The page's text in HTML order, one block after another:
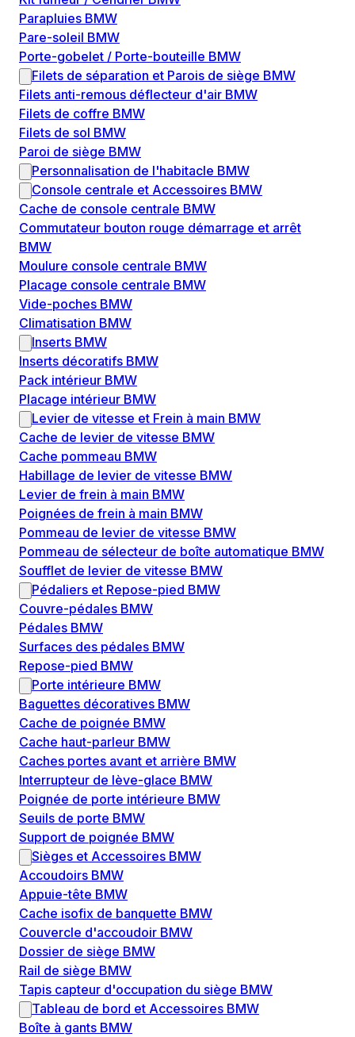
Parapluies BMW
Pare-soleil BMW
Porte-gobelet / Porte-bouteille BMW
Filets de séparation et Parois de siège BMW
Filets anti-remous déflecteur d'air BMW
Filets de coffre BMW
Filets de sol BMW
Paroi de siège BMW
Personnalisation de l'habitacle BMW
Console centrale et Accessoires BMW
Cache de console centrale BMW
Commutateur bouton rouge démarrage et arrêt
BMW
Moulure console centrale BMW
Placage console centrale BMW
Vide-poches BMW
Climatisation BMW
Inserts BMW
Inserts décoratifs BMW
Pack intérieur BMW
Placage intérieur BMW
Levier de vitesse et Frein à main BMW
Cache de levier de vitesse BMW
Cache pommeau BMW
Habillage de levier de vitesse BMW
Levier de frein à main BMW
Poignées de frein à main BMW
Pommeau de levier de vitesse BMW
Pommeau de sélecteur de boîte automatique BMW
Soufflet de levier de vitesse BMW
Pédaliers et Repose-pied BMW
Couvre-pédales BMW
Pédales BMW
Surfaces des pédales BMW
Repose-pied BMW
Porte intérieure BMW
Baguettes décoratives BMW
Cache de poignée BMW
Cache haut-parleur BMW
Caches portes avant et arrière BMW
Interrupteur de lève-glace BMW
Poignée de porte intérieure BMW
Seuils de porte BMW
Support de poignée BMW
Sièges et Accessoires BMW
Accoudoirs BMW
Appuie-tête BMW
Cache isofix de banquette BMW
Couvercle d'accoudoir BMW
Dossier de siège BMW
Rail de siège BMW
Tapis capteur d'occupation du siège BMW
Tableau de bord et Accessoires BMW
Boîte à gants BMW